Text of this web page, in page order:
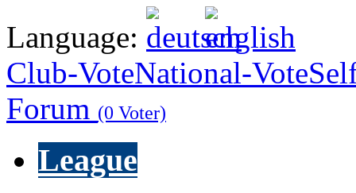
Language:
Club-VoteNational-Vote
Forum (0 Voter)
League